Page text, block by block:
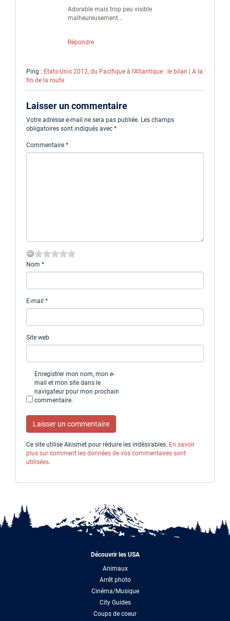
Adorable mais trop peu visible
malheureusement…
Répondre
Ping : Etats-Unis 2012, du Pacifique à l’Atlantique : le bilan | A la
fin de la route
Laisser un commentaire
Votre adresse e-mail ne sera pas publiée. Les champs
obligatoires sont indiqués avec *
Commentaire *
Nom *
E-mail *
Site web
Enregistrer mon nom, mon e-
mail et mon site dans le
navigateur pour mon prochain
commentaire.
Ce site utilise Akismet pour réduire les indésirables. En savoir
plus sur comment les données de vos commentaires sont
utilisées.
Découvrir les USA
Animaux
Arrêt photo
Cinéma/Musique
City Guides
Coups de coeur